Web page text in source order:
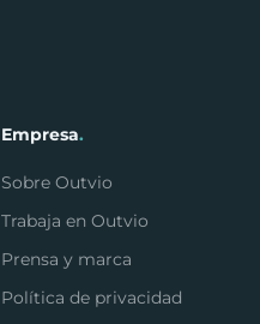
Empresa.
Sobre Outvio
Trabaja en Outvio
Prensa y marca
Política de privacidad